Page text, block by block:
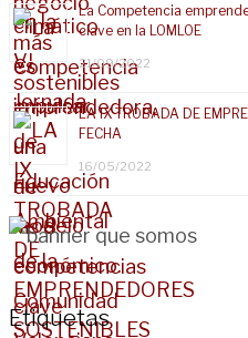
La Competencia
clave en la LOMLOE
21/09/2022
LA IX TROBADA DE
FECHA
16/05/2022
Etiquetas